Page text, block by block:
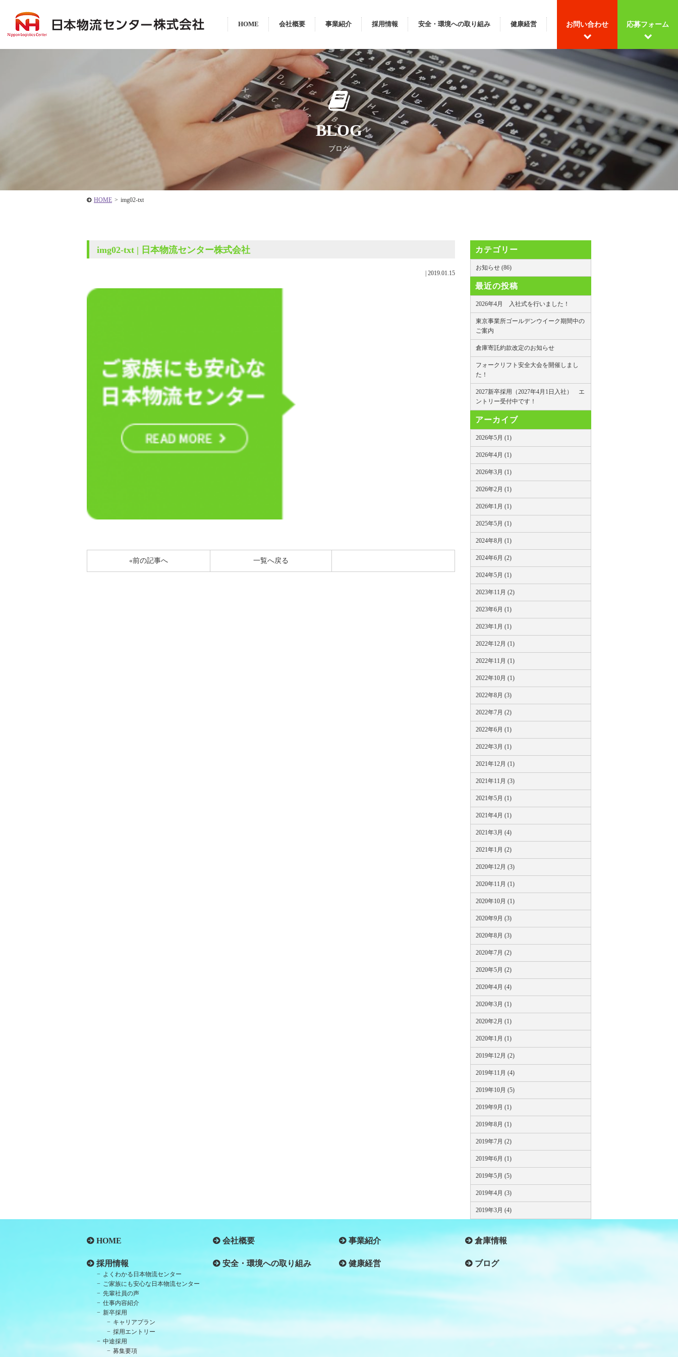
HOME 会社概要 事業紹介 採用情報 安全・環境への取り組み 健康経営 応募フォーム
お問い合わせ
BLOG
ブログ
HOME > img02-txt
img02-txt | 日本物流センター株式会社
2019.01.15
«前の記事へ 一覧へ戻る
カテゴリー
お知らせ (86)
最近の投稿
2026年4月 入社式を行いました！
東京事業所ゴールデンウイーク期間中の
ご案内
倉庫寄託約款改定のお知らせ
フォークリフト安全大会を開催しまし
た！
2027新卒採用（2027年4月1日入社） エ
ントリー受付中です！
アーカイブ
2026年5月 (1)
2026年4月 (1)
2026年3月 (1)
2026年2月 (1)
2026年1月 (1)
2025年5月 (1)
2024年8月 (1)
2024年6月 (2)
2024年5月 (1)
2023年11月 (2)
2023年6月 (1)
2023年1月 (1)
2022年12月 (1)
2022年11月 (1)
2022年10月 (1)
2022年8月 (3)
2022年7月 (2)
2022年6月 (1)
2022年3月 (1)
2021年12月 (1)
2021年11月 (3)
2021年5月 (1)
2021年4月 (1)
2021年3月 (4)
2021年1月 (2)
2020年12月 (3)
2020年11月 (1)
2020年10月 (1)
2020年9月 (3)
2020年8月 (3)
2020年7月 (2)
2020年5月 (2)
2020年4月 (4)
2020年3月 (1)
2020年2月 (1)
2020年1月 (1)
2019年12月 (2)
2019年11月 (4)
2019年10月 (5)
2019年9月 (1)
2019年8月 (1)
2019年7月 (2)
2019年6月 (1)
2019年5月 (5)
2019年4月 (3)
2019年3月 (4)
HOME 会社概要 事業紹介 倉庫情報
採用情報
よくわかる日本物流センター
ご家族にも安心な日本物流センター
先輩社員の声
仕事内容紹介
新卒採用
キャリアプラン
採用エントリー
中途採用
募集要項
安全・環境への取り組み 健康経営 ブログ